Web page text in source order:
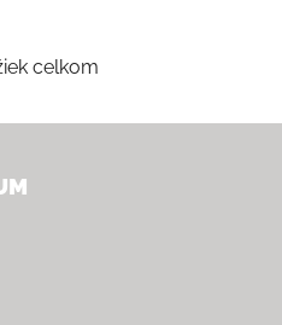
Ovládacie prvky výpisu
celkom